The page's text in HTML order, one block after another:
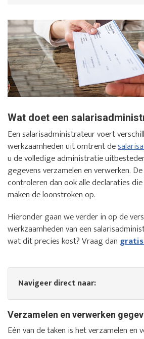
Wat doet een
Een salarisadministrateur voert
werkzaamheden uit omtrent de
u de volledige administratie
gegevens verzamelen en verwerken.
controleren dan ook alle declaraties
maken de loonstroken op.
Hieronder gaan we verder in op de
werkzaamheden van een
wat dit precies kost? Vraag dan
Navigeer direct naar:
Verzamelen en verwerken
Eén van de taken is het verzamelen en